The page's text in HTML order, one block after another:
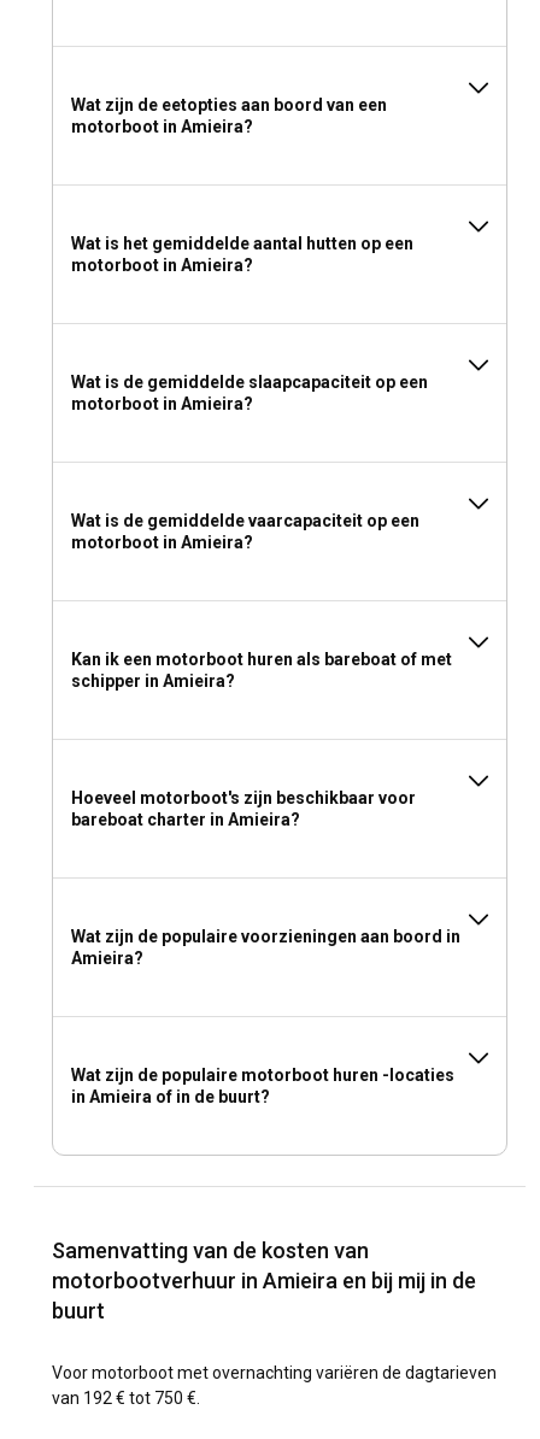
Wat zijn de eetopties aan boord van een
motorboot in Amieira?
Wat is het gemiddelde aantal hutten op een
motorboot in Amieira?
Wat is de gemiddelde slaapcapaciteit op een
motorboot in Amieira?
Wat is de gemiddelde vaarcapaciteit op een
motorboot in Amieira?
Kan ik een motorboot huren als bareboat of met
schipper in Amieira?
Hoeveel motorboot's zijn beschikbaar voor
bareboat charter in Amieira?
Wat zijn de populaire voorzieningen aan boord in
Amieira?
Wat zijn de populaire motorboot huren -locaties
in Amieira of in de buurt?
Samenvatting van de kosten van
motorbootverhuur in Amieira en bij mij in de
buurt
Voor motorboot met overnachting variëren de dagtarieven
van 192 € tot 750 €.